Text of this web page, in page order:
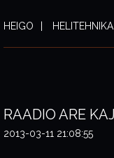
HEIGO HELITEHNIKA
RAADIO ARE
2013-03-11 21:08:55